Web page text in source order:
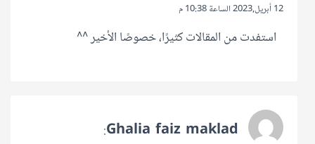
12 أبريل,2023 الساعة 10:38 م
استفدت من المقالات كثيرًا، خصوصًا الأخير ^^
Ghalia faiz maklad
: